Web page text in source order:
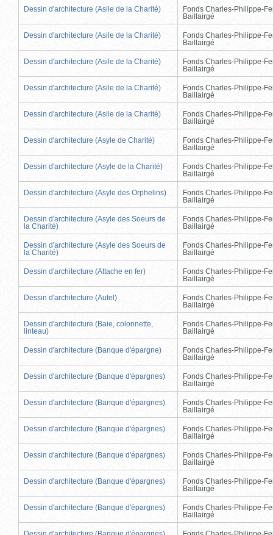
Dessin d'architecture (Asile de la Charité)
Fonds Charles-Philippe-
Baillairgé
Dessin d'architecture (Asile de la Charité)
Fonds Charles-Philippe-
Baillairgé
Dessin d'architecture (Asile de la Charité)
Fonds Charles-Philippe-
Baillairgé
Dessin d'architecture (Asile de la Charité)
Fonds Charles-Philippe-
Baillairgé
Dessin d'architecture (Asile de la Charité)
Fonds Charles-Philippe-
Baillairgé
Dessin d'architecture (Asyle de Charité)
Fonds Charles-Philippe-
Baillairgé
Dessin d'architecture (Asyle de la Charité)
Fonds Charles-Philippe-
Baillairgé
Dessin d'architecture (Asyle des Orphelins)
Fonds Charles-Philippe-
Baillairgé
Dessin d'architecture (Asyle des Soeurs de
la Charité)
Fonds Charles-Philippe-
Baillairgé
Dessin d'architecture (Asyle des Soeurs de
la Charité)
Fonds Charles-Philippe-
Baillairgé
Dessin d'architecture (Attache en fer)
Fonds Charles-Philippe-
Baillairgé
Dessin d'architecture (Autel)
Fonds Charles-Philippe-
Baillairgé
Dessin d'architecture (Baie, colonnette,
linteau)
Fonds Charles-Philippe-
Baillairgé
Dessin d'architecture (Banque d'épargne)
Fonds Charles-Philippe-
Baillairgé
Dessin d'architecture (Banque d'épargnes)
Fonds Charles-Philippe-
Baillairgé
Dessin d'architecture (Banque d'épargnes)
Fonds Charles-Philippe-
Baillairgé
Dessin d'architecture (Banque d'épargnes)
Fonds Charles-Philippe-
Baillairgé
Dessin d'architecture (Banque d'épargnes)
Fonds Charles-Philippe-
Baillairgé
Dessin d'architecture (Banque d'épargnes)
Fonds Charles-Philippe-
Baillairgé
Dessin d'architecture (Banque d'épargnes)
Fonds Charles-Philippe-
Baillairgé